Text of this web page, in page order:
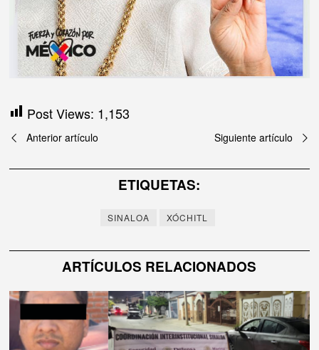
Post Views: 1,153
Navegación
de
Anterior artículo Siguiente artículo
ETIQUETAS:
SINALOA XÓCHITL
ARTÍCULOS RELACIONADOS